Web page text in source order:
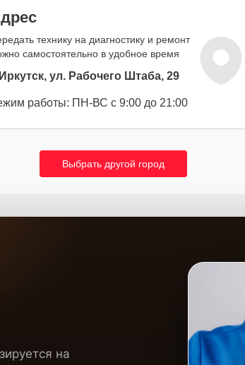
технику на диагностику и ремонт
самостоятельно в удобное время
Иркутск, ул. Рабочего Штаба, 29
работы: ПН-ВС с 9:00 до 21:00
Выбрать другой город
на